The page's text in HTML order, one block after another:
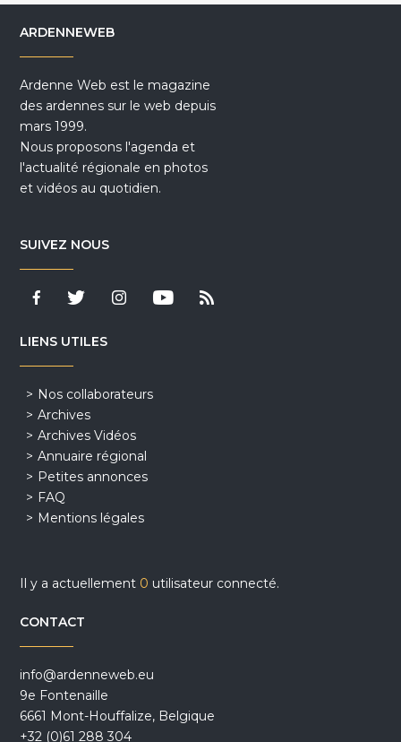
ARDENNEWEB
Ardenne Web est le magazine
des ardennes sur le web depuis
mars 1999.
Nous proposons l'agenda et
l'actualité régionale en photos
et vidéos au quotidien.
SUIVEZ NOUS
LIENS UTILES
Nos collaborateurs
Archives
Archives Vidéos
Annuaire régional
Petites annonces
FAQ
Mentions légales
Il y a actuellement 0 utilisateur connecté.
CONTACT
info@ardenneweb.eu
9e Fontenaille
6661 Mont-Houffalize, Belgique
+32 (0)61 288 304